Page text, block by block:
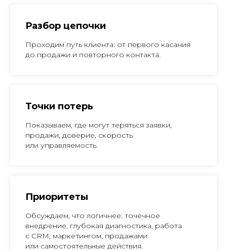
Разбор цепочки
Проходим путь клиента: от первого касания
до продажи и повторного контакта.
Точки потерь
Показываем, где могут теряться заявки,
продажи, доверие, скорость
или управляемость.
Приоритеты
Обсуждаем, что логичнее: точечное
внедрение, глубокая диагностика, работа
с CRM, маркетингом, продажами
или самостоятельные действия.